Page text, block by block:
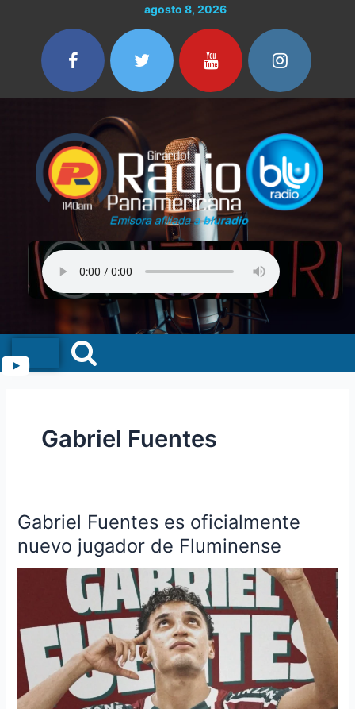
contenido
agosto 8, 2026
Menu
Gabriel Fuentes
Gabriel Fuentes es oficialmente
nuevo jugador de Fluminense
Gabriel
es
oficialmente
de
Fluminense